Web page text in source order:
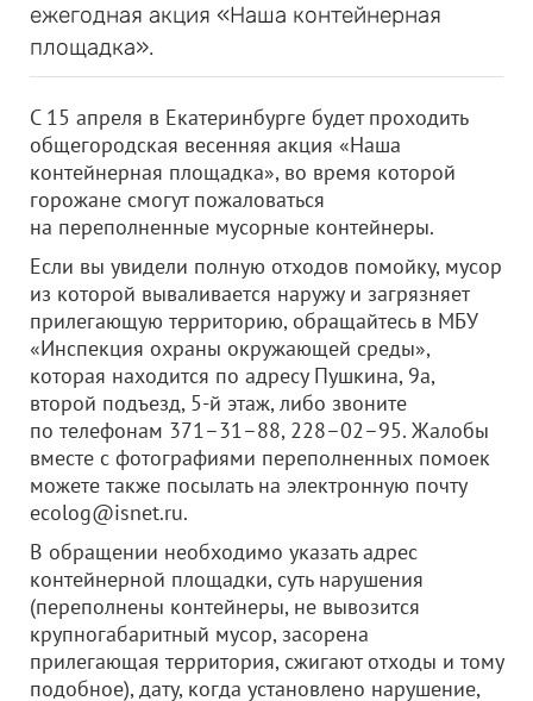
ежегодная акция «Наша контейнерная
площадка».
С 15 апреля в Екатеринбурге будет проходить
общегородская весенняя акция «Наша
контейнерная площадка», во время которой
горожане смогут пожаловаться
на переполненные мусорные контейнеры.
Если вы увидели полную отходов помойку, мусор
из которой вываливается наружу и загрязняет
прилегающую территорию, обращайтесь в МБУ
«Инспекция охраны окружающей среды»,
которая находится по адресу Пушкина, 9а,
второй подъезд, 5-й этаж, либо звоните
по телефонам 371–31–88, 228–02–95. Жалобы
вместе с фотографиями переполненных помоек
можете также посылать на электронную почту
ecolog@isnet.ru.
В обращении необходимо указать адрес
контейнерной площадки, суть нарушения
(переполнены контейнеры, не вывозится
крупногабаритный мусор, засорена
прилегающая территория, сжигают отходы и тому
подобное), дату, когда установлено нарушение,